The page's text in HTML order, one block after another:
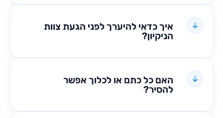
איך כדאי להיערך לפני הגעת צוות
הניקיון?
האם כל כתם או לכלוך אפשר
להסיר?